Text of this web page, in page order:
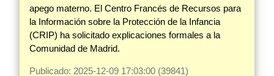
apego materno. El Centro Francés de Recursos para
la Información sobre la Protección de la Infancia
(CRIP) ha solicitado explicaciones formales a la
Comunidad de Madrid.
Publicado: 2025-12-09 17:03:00 (39841)